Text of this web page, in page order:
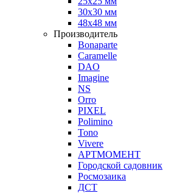
30х30 мм
48х48 мм
Производитель
Bonaparte
Caramelle
DAO
Imagine
NS
Orro
PIXEL
Polimino
Tono
Vivere
АРТМОМЕНТ
Городской садовник
Росмозаика
ДСТ